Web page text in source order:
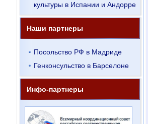
культуры в Испании и Андорре
Наши партнеры
Посольство РФ в Мадриде
Генконсульство в Барселоне
Инфо-партнеры